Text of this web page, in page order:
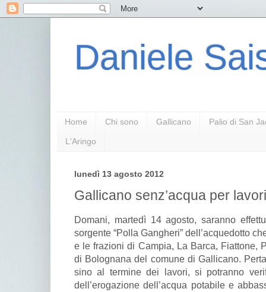
Daniele
Home Chi sono Gallicano Palio di San
L'Aringo
lunedì 13 agosto 2012
Gallicano senz’acqua per
Domani, martedì 14 agosto, saranno
sorgente “Polla Gangheri” dell’acquedotto
e le frazioni di Campia, La Barca, Fiattone,
di Bolognana del comune di Gallicano.
sino al termine dei lavori, si potranno
dell’erogazione dell’acqua potabile e